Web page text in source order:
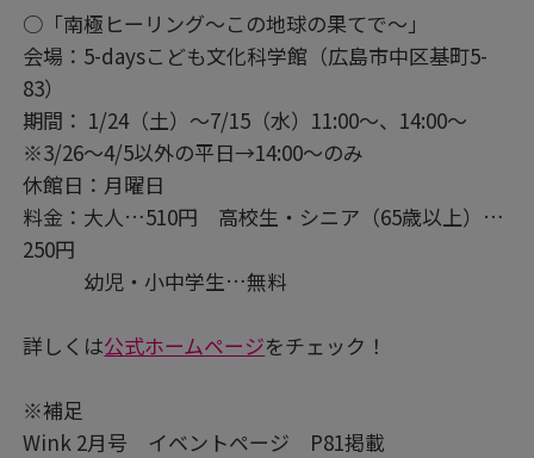
○「南極ヒーリング～この地球の果てで～」
会場：5-daysこども文化科学館（広島市中区基町5-
83）
期間： 1/24（土）～7/15（水）11:00～、14:00～
※3/26～4/5以外の平日→14:00～のみ
休館日：月曜日
料金：大人…510円 高校生・シニア（65歳以上）…
250円
幼児・小中学生…無料
詳しくは公式ホームページをチェック！
※補足
Wink 2月号 イベントページ P81掲載